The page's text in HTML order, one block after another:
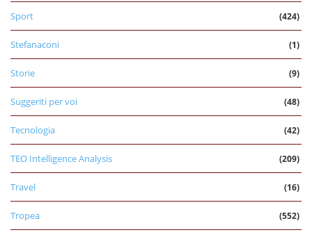
Sport (424)
Stefanaconi (1)
Storie (9)
Suggeriti per voi (48)
Tecnologia (42)
TEO Intelligence Analysis (209)
Travel (16)
Tropea (552)